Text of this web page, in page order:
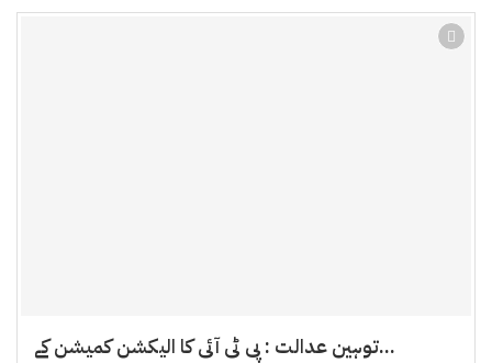
توہین عدالت : پی ٹی آئی کا الیکشن کمیشن کے...